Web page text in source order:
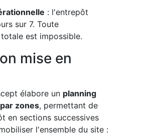
: l'entrepôt
sur 7. Toute
est impossible.
mise en
élabore un planning
zones, permettant de
en sections successives
l'ensemble du site :